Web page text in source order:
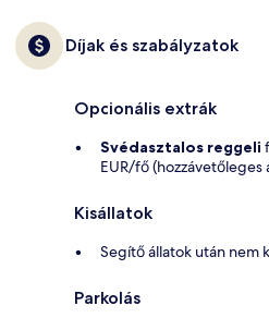
Díjak és szabályzatok
Opcionális extrák
Svédasztalos reggeli
EUR/fő (hozzávetőleges
Kisállatok
Segítő állatok után nem
Parkolás